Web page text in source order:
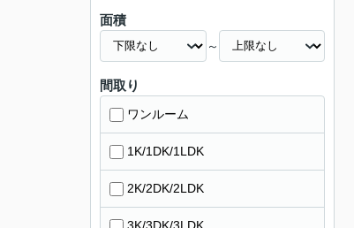
面積
～
間取り
ワンルーム
1K/1DK/1LDK
2K/2DK/2LDK